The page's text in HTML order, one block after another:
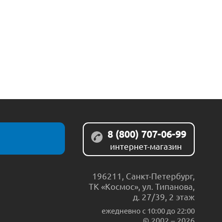
8 (800) 707-06-99
интернет-магазин
196211 Санкт-Петербург,
ТК «Космос», ул. Типанова,
д. 27/39, 2 этаж
ежедневно c 10:00 до 22:00
© 2002 – 2026